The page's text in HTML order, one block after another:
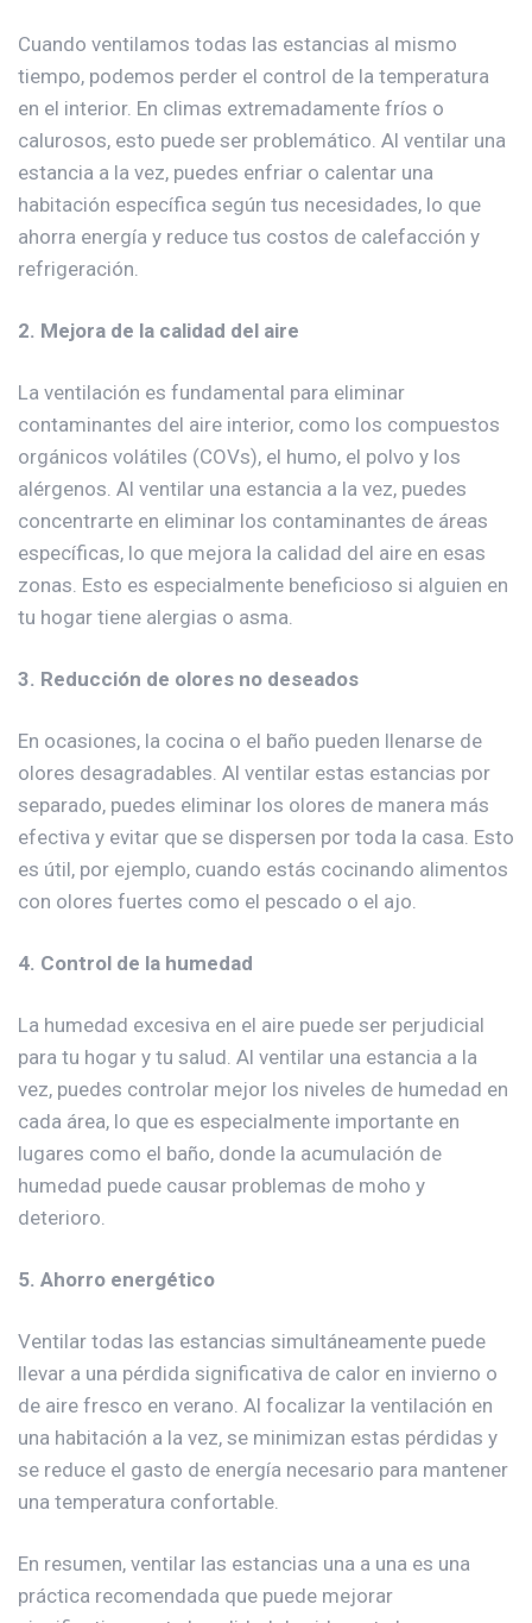
Cuando ventilamos todas las estancias al mismo
tiempo, podemos perder el control de la temperatura
en el interior. En climas extremadamente fríos o
calurosos, esto puede ser problemático. Al ventilar una
estancia a la vez, puedes enfriar o calentar una
habitación específica según tus necesidades, lo que
ahorra energía y reduce tus costos de calefacción y
refrigeración.
2. Mejora de la calidad del aire
La ventilación es fundamental para eliminar
contaminantes del aire interior, como los compuestos
orgánicos volátiles (COVs), el humo, el polvo y los
alérgenos. Al ventilar una estancia a la vez, puedes
concentrarte en eliminar los contaminantes de áreas
específicas, lo que mejora la calidad del aire en esas
zonas. Esto es especialmente beneficioso si alguien en
tu hogar tiene alergias o asma.
3. Reducción de olores no deseados
En ocasiones, la cocina o el baño pueden llenarse de
olores desagradables. Al ventilar estas estancias por
separado, puedes eliminar los olores de manera más
efectiva y evitar que se dispersen por toda la casa. Esto
es útil, por ejemplo, cuando estás cocinando alimentos
con olores fuertes como el pescado o el ajo.
4. Control de la humedad
La humedad excesiva en el aire puede ser perjudicial
para tu hogar y tu salud. Al ventilar una estancia a la
vez, puedes controlar mejor los niveles de humedad en
cada área, lo que es especialmente importante en
lugares como el baño, donde la acumulación de
humedad puede causar problemas de moho y
deterioro.
5. Ahorro energético
Ventilar todas las estancias simultáneamente puede
llevar a una pérdida significativa de calor en invierno o
de aire fresco en verano. Al focalizar la ventilación en
una habitación a la vez, se minimizan estas pérdidas y
se reduce el gasto de energía necesario para mantener
una temperatura confortable.
En resumen, ventilar las estancias una a una es una
práctica recomendada que puede mejorar